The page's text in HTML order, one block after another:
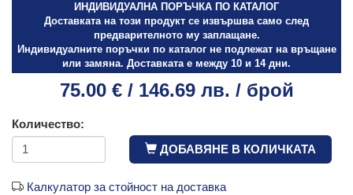
ИНДИВИДУАЛНА ПОРЪЧКА ПО КАТАЛОГ
Доставката на този продукт се извършва само след
предварителното му заплащане.
Индивидуалните поръчки по каталог не подлежат на връщане
или замяна. Доставката е между 10 и 14 дни.
75.00 € / 146.69 лв. / брой
Количество:
ДОБАВЯНЕ В КОЛИЧКАТА
Калкулатор за стойност на доставка